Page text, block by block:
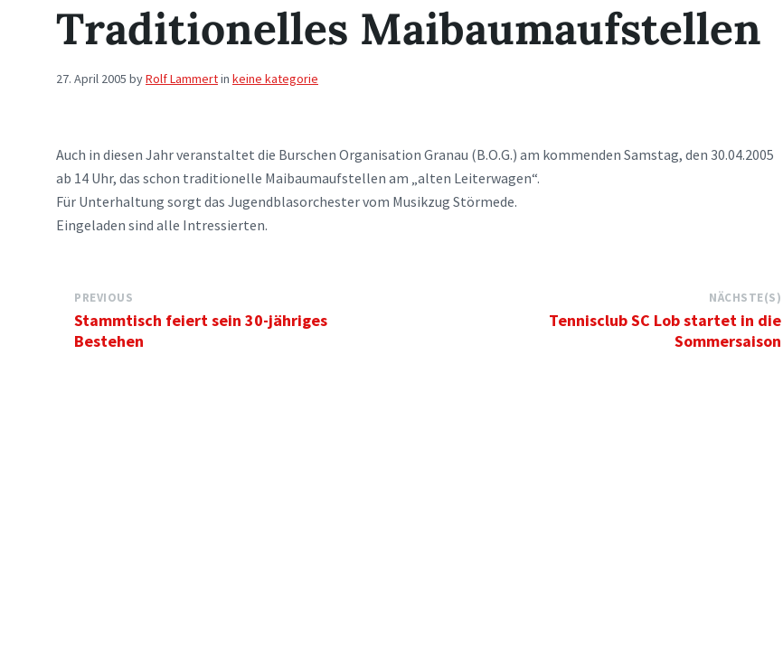
Traditionelles Maibaumaufstellen
27. April 2005 byRolf Lammertin keine kategorie
Auch in diesen Jahr veranstaltet die Burschen Organisation Granau (B.O.G.) am kommenden Samstag, den 30.04.2005
ab 14 Uhr, das schon traditionelle Maibaumaufstellen am „alten Leiterwagen“.
Für Unterhaltung sorgt das Jugendblasorchester vom Musikzug Störmede.
Eingeladen sind alle Intressierten.
PREVIOUS
Stammtisch feiert sein 30-jähriges
Bestehen
NÄCHSTE(S)
Tennisclub SC Lob startet in die
Sommersaison